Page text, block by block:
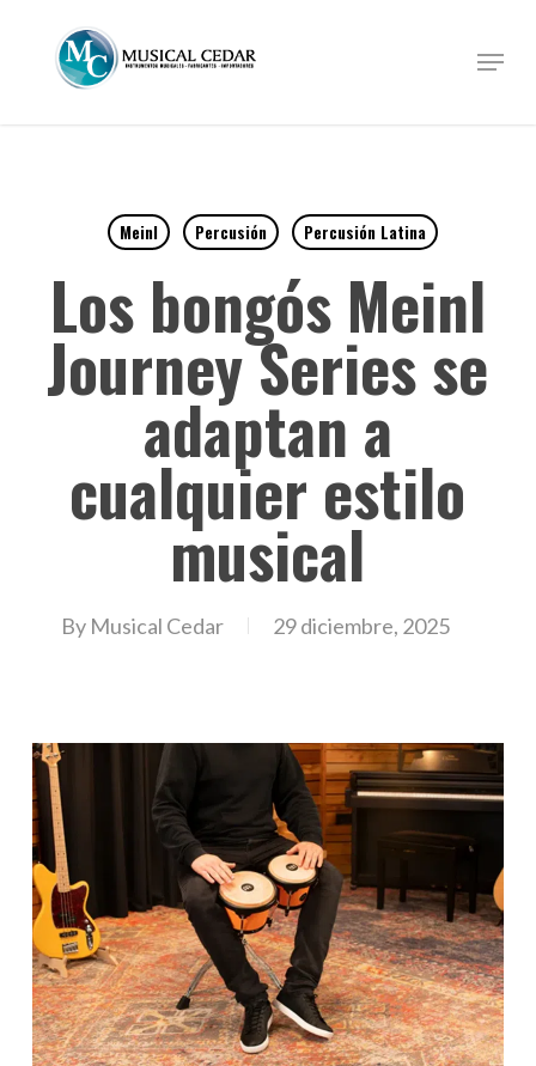
Menu
Meinl Percusión Percusión Latina
Los bongós Meinl
Journey Series se
adaptan a
cualquier estilo
musical
By Musical Cedar 29 diciembre, 2025
Close